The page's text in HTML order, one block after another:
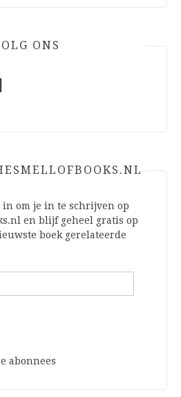
ONS
in om je in te schrijven op
en blijf geheel gratis op
boek gerelateerde
abonnees